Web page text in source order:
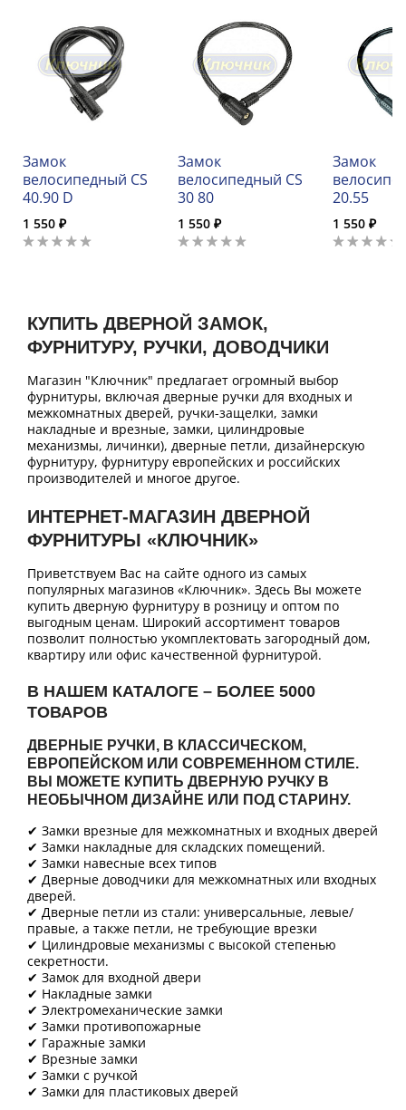
Замок
велосипедный CS
40.90 D
1 550 ₽
Замок
велосипедный CS
30 80
1 550 ₽
Замок
20.55
1 550 ₽
КУПИТЬ ДВЕРНОЙ ЗАМОК,
ФУРНИТУРУ, РУЧКИ, ДОВОДЧИКИ
Магазин "Ключник" предлагает огромный выбор
фурнитуры, включая дверные ручки для входных и
межкомнатных дверей, ручки-защелки, замки
накладные и врезные, замки, цилиндровые
механизмы, личинки), дверные петли, дизайнерскую
фурнитуру, фурнитуру европейских и российских
производителей и многое другое.
ИНТЕРНЕТ-МАГАЗИН ДВЕРНОЙ
ФУРНИТУРЫ «КЛЮЧНИК»
Приветствуем Вас на сайте одного из самых
популярных магазинов «Ключник». Здесь Вы можете
купить дверную фурнитуру в розницу и оптом по
выгодным ценам. Широкий ассортимент товаров
позволит полностью укомплектовать загородный дом,
квартиру или офис качественной фурнитурой.
В НАШЕМ КАТАЛОГЕ – БОЛЕЕ 5000
ТОВАРОВ
ДВЕРНЫЕ РУЧКИ, В КЛАССИЧЕСКОМ,
ЕВРОПЕЙСКОМ ИЛИ СОВРЕМЕННОМ СТИЛЕ.
ВЫ МОЖЕТЕ КУПИТЬ ДВЕРНУЮ РУЧКУ В
НЕОБЫЧНОМ ДИЗАЙНЕ ИЛИ ПОД СТАРИНУ.
✔ Замки врезные для межкомнатных и входных дверей
✔ Замки накладные для складских помещений.
✔ Замки навесные всех типов
✔ Дверные доводчики для межкомнатных или входных
дверей.
✔ Дверные петли из стали: универсальные, левые/
правые, а также петли, не требующие врезки
✔ Цилиндровые механизмы с высокой степенью
секретности.
✔ Замок для входной двери
✔ Накладные замки
✔ Электромеханические замки
✔ Замки противопожарные
✔ Гаражные замки
✔ Врезные замки
✔ Замки с ручкой
✔ Замки для пластиковых дверей